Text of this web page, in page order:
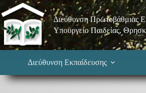
Μετάβαση
στο
περιεχόμενο
Διεύθυνση Πρωτοβάθμιας
Υπουργείο Παιδείας,
Διεύθυνση Εκπαίδευσης